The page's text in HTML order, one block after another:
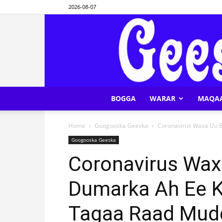
2026-08-07
BOGGA WARAR
Home Googooska Geeska Coronavirus Waxa Uu
Googooska Geeska
Coronavirus
Dumarka Ah Ee
Tagaa Raad